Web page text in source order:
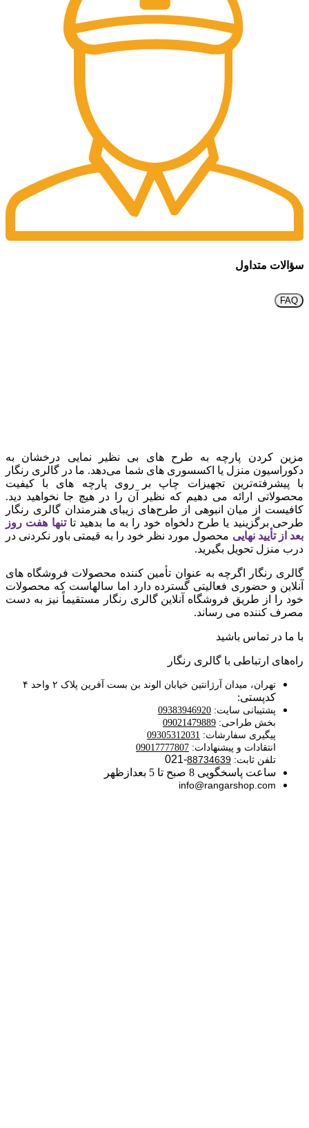
سؤالات متداول
FAQ
مزین کردن پارچه به طرح های بی نظیر نمایی درخشان به
دکوراسیون منزل یا اکسسوری های شما می‌دهد. ما در گالری رنگار
با پیشرفته‌ترین تجهیزات چاپ بر روی پارچه های با کیفیت
محصولاتی ارائه می دهیم که نظیر آن را در هیچ جا نخواهید دید.
کافیست از میان انبوهی از طرح‌های زیبای هنرمندان گالری رنگار
طرحی برگزینید یا طرح دلخواه خود را به ما بدهید تا تنها هفت روز
بعد از تأیید نهایی محصول مورد نظر خود را به قیمتی باور نکردنی در
درب منزل تحویل بگیرید.
گالری رنگار اگرچه به عنوان تأمین کننده محصولات فروشگاه های
آنلاین و حضوری فعالیتی گسترده دارد اما سالهاست که محصولات
خود را از طریق فروشگاه آنلاین گالری رنگار مستقیماً نیز به دست
مصرف کننده می رساند.
با ما در تماس باشید
راه‌های ارتباطی با گالری رنگار
تهران، میدان آرژانتین خیابان الوند بن بست آفرین پلاک ۲ واحد ۴
کدپستی:
پشتیبانی سایت: 09383946920
بخش طراحی: 09021479889
پیگیری سفارشات: 09305312031
انتقادات و پیشنهادات: 09017777807
تلفن ثابت: 88734639
-021
ساعت پاسخگویی 8 صبح تا 5 بعدازظهر
info@rangarshop.com